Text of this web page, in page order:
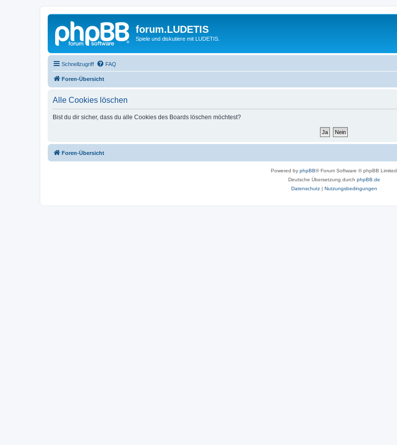
forum.LUDETIS
Spiele und diskutiere mit LUDETIS.
Schnellzugriff FAQ
Foren-Übersicht
Alle Cookies löschen
Bist du dir sicher, dass du alle Cookies des Boards löschen möchtest?
Foren-Übersicht
Powered by phpBB® Forum Software © phpBB Limited
Deutsche Übersetzung durch phpBB.de
Datenschutz| Nutzungsbedingungen